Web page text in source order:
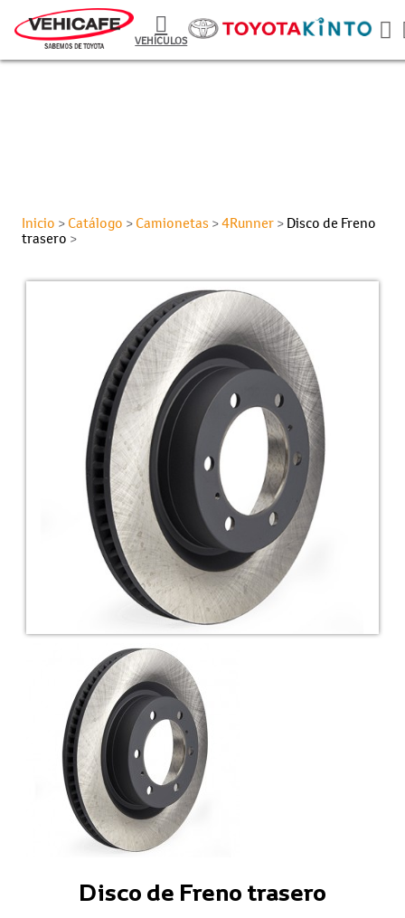
VEHÍCULOS
Inicio > Catálogo > Camionetas >4Runner > Disco de Freno
trasero >
Disco de Freno trasero